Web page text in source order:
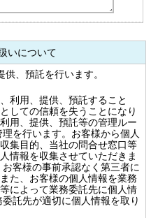
いについて
、預託を行います。
利用、提供、預託すること
しての信頼を失うことになり
用、提供、預託等の管理ルー
を行います。お客様から個人
集目的、当社の問合せ窓口等
情報を収集させていただきま
客様の事前承認なく第三者に
た、お客様の個人情報を業務
によって業務委託先に個人情
託先が適切に個人情報を取り